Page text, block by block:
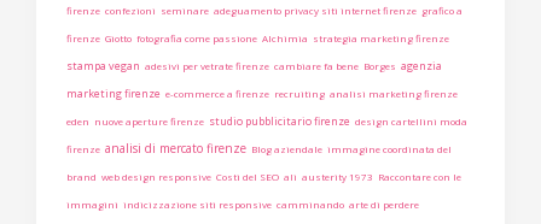
firenze confezioni seminare adeguamento privacy siti internet firenze grafico a
firenze Giotto fotografia come passione Alchimia strategia marketing firenze
stampa vegan adesivi per vetrate firenze cambiare fa bene Borges agenzia
marketing firenze e-commerce a firenze recruiting analisi marketing firenze
eden nuove aperture firenze studio pubblicitario firenze design cartellini moda
firenze analisi di mercato firenze Blog aziendale immagine coordinata del
brand web design responsive Costi del SEO ali austerity 1973 Raccontare con le
immagini indicizzazione siti responsive camminando arte di perdere